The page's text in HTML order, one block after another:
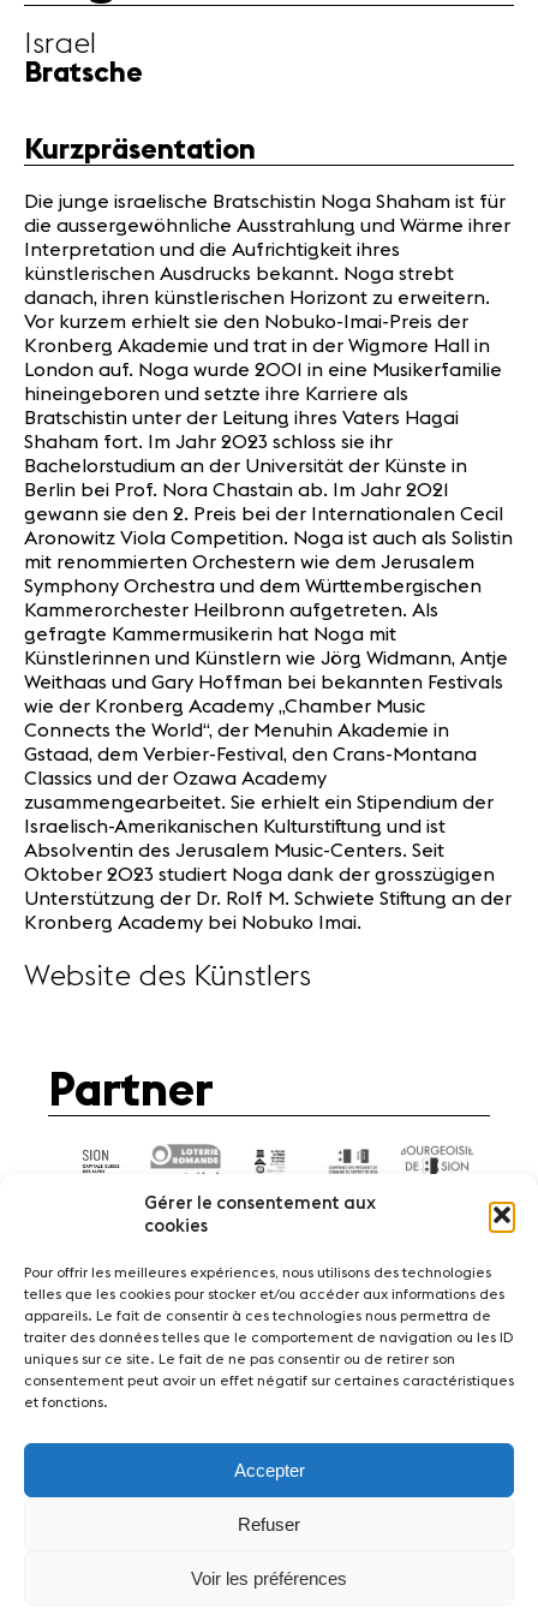
Gérer le consentement aux
cookies
Pour offrir les meilleures expériences, nous utilisons des technologies
telles que les cookies pour stocker et/ou accéder aux informations des
appareils. Le fait de consentir à ces technologies nous permettra de
traiter des données telles que le comportement de navigation ou les ID
uniques sur ce site. Le fait de ne pas consentir ou de retirer son
consentement peut avoir un effet négatif sur certaines caractéristiques
et fonctions.
Accepter
Refuser
Voir les préférences
Infos
Konzerte
Medien
Presse
Jobs
Über uns
Impressum
Kontakt
Israel
Bratsche
Kurzpräsentation
Die junge israelische Bratschistin Noga Shaham ist für
die aussergewöhnliche Ausstrahlung und Wärme ihrer
Interpretation und die Aufrichtigkeit ihres
künstlerischen Ausdrucks bekannt. Noga strebt
danach, ihren künstlerischen Horizont zu erweitern.
Vor kurzem erhielt sie den Nobuko-Imai-Preis der
Kronberg Akademie und trat in der Wigmore Hall in
London auf. Noga wurde 2001 in eine Musikerfamilie
hineingeboren und setzte ihre Karriere als
Bratschistin unter der Leitung ihres Vaters Hagai
Shaham fort. Im Jahr 2023 schloss sie ihr
Bachelorstudium an der Universität der Künste in
Berlin bei Prof. Nora Chastain ab. Im Jahr 2021
gewann sie den 2. Preis bei der Internationalen Cecil
Aronowitz Viola Competition. Noga ist auch als Solistin
mit renommierten Orchestern wie dem Jerusalem
Symphony Orchestra und dem Württembergischen
Kammerorchester Heilbronn aufgetreten. Als
gefragte Kammermusikerin hat Noga mit
Künstlerinnen und Künstlern wie Jörg Widmann, Antje
Weithaas und Gary Hoffman bei bekannten Festivals
wie der Kronberg Academy „Chamber Music
Connects the World“, der Menuhin Akademie in
Gstaad, dem Verbier-Festival, den Crans-Montana
Classics und der Ozawa Academy
zusammengearbeitet. Sie erhielt ein Stipendium der
Israelisch-Amerikanischen Kulturstiftung und ist
Absolventin des Jerusalem Music-Centers. Seit
Oktober 2023 studiert Noga dank der grosszügigen
Unterstützung der Dr. Rolf M. Schwiete Stiftung an der
Kronberg Academy bei Nobuko Imai.
Website des Künstlers
Partner
NewsKonzerteFreiwillige
Medien Über uns
design et developpement :agence Si | Studio-irresistible - Paris